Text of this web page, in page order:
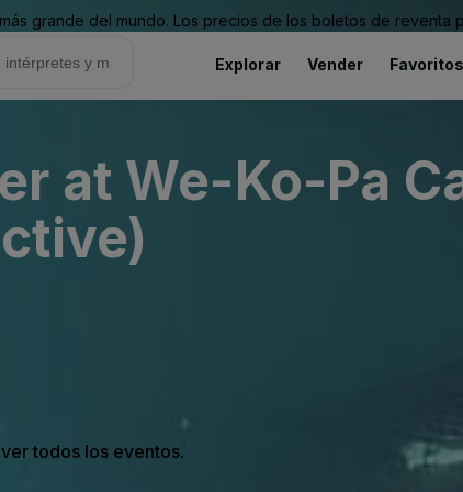
grande del mundo. Los precios de los boletos de reventa
Explorar Vender Favoritos
at We-Ko-Pa
todos los eventos.